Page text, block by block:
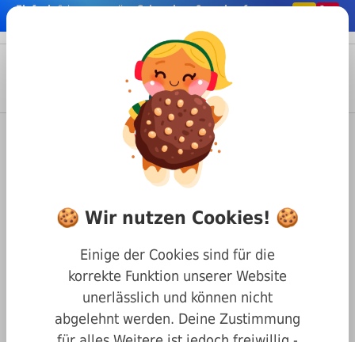
springen
Einfach& bequem onlineSchrauben & co. kaufen
Anmelden
Befestigungstechnik
Unterlegscheiben & Federringe
DIN 434 Scheiben für U-Träger
Scheiben für U-Träger DIN 434
stahl verzinkt 14mm
🍪 Wir nutzen Cookies! 🍪
Einige der Cookies sind für die
korrekte Funktion unserer Website
unerlässlich und können nicht
abgelehnt werden. Deine Zustimmung